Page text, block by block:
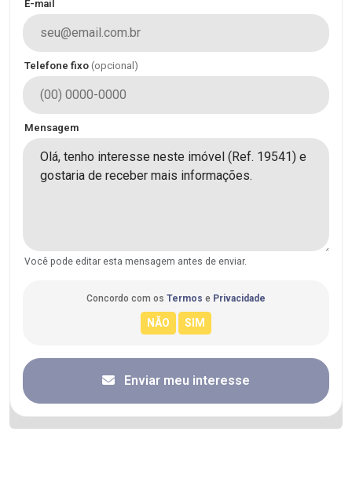
E-mail
Telefone fixo (opcional)
Mensagem
Você pode editar esta mensagem antes de enviar.
Concordo com os Termos e Privacidade
Enviar meu interesse